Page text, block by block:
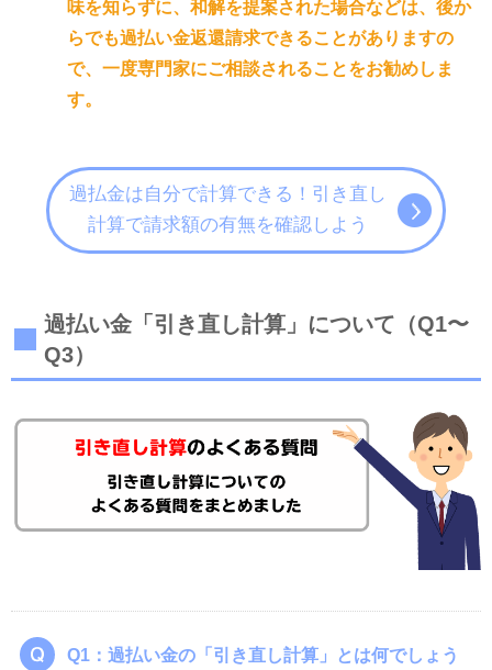
味を知らずに、和解を提案された場合などは、後か
らでも過払い金返還請求できることがありますの
で、一度専門家にご相談されることをお勧めしま
す。
過払金は自分で計算できる！引き直し
計算で請求額の有無を確認しよう
過払い金「引き直し計算」について（Q1〜
Q3）
Q1：過払い金の「引き直し計算」とは何でしょう